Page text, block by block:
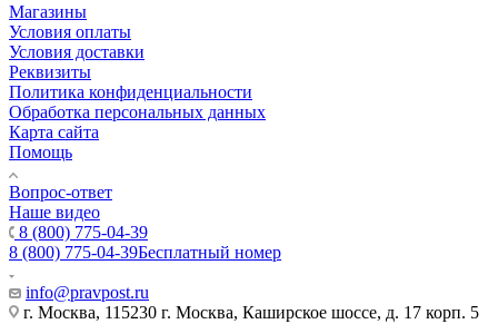
Магазины
Условия оплаты
Условия доставки
Реквизиты
Политика конфиденциальности
Обработка персональных данных
Карта сайта
Помощь
Вопрос-ответ
Наше видео
8 (800) 775-04-39
8 (800) 775-04-39Бесплатный номер
info@pravpost.ru
г. Москва, 115230 г. Москва, Каширское шоссе, д. 17 корп. 5